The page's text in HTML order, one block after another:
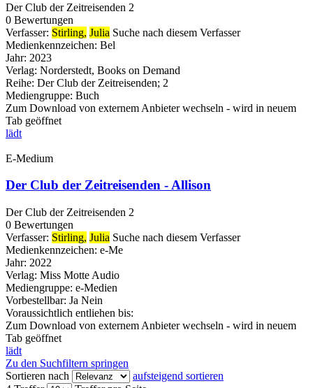
Der Club der Zeitreisenden 2
0 Bewertungen
Verfasser: Stirling, Julia Suche nach diesem Verfasser
Medienkennzeichen: Bel
Jahr: 2023
Verlag: Norderstedt, Books on Demand
Reihe: Der Club der Zeitreisenden; 2
Mediengruppe: Buch
Zum Download von externem Anbieter wechseln - wird in neuem
Tab geöffnet
lädt
E-Medium
Der Club der Zeitreisenden - Allison
Der Club der Zeitreisenden 2
0 Bewertungen
Verfasser: Stirling, Julia Suche nach diesem Verfasser
Medienkennzeichen: e-Me
Jahr: 2022
Verlag: Miss Motte Audio
Mediengruppe: e-Medien
Vorbestellbar: Ja Nein
Voraussichtlich entliehen bis:
Zum Download von externem Anbieter wechseln - wird in neuem
Tab geöffnet
lädt
Zu den Suchfiltern springen
Sortieren nach
aufsteigend sortieren